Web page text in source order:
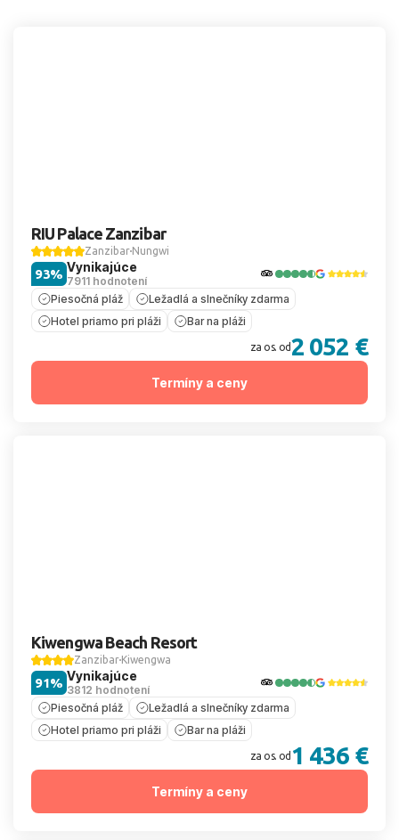
RIU Palace Zanzibar
Zanzibar Nungwi
Vynikajúce
7911 hodnotení
93%
Piesočná pláž
Ležadlá a slnečníky zdarma
Hotel priamo pri pláži
Bar na pláži
za os. od2 052 €
Termíny a ceny
Kiwengwa Beach Resort
Zanzibar Kiwengwa
Vynikajúce
3812 hodnotení
91%
Piesočná pláž
Ležadlá a slnečníky zdarma
Hotel priamo pri pláži
Bar na pláži
za os. od 1 436 €
Termíny a ceny